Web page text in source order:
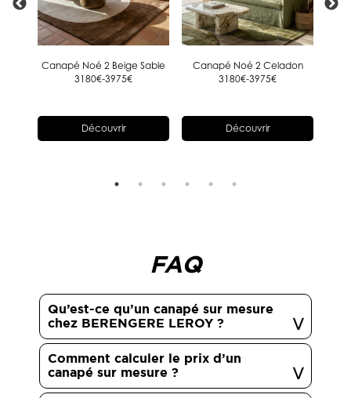
Canapé Noé 2 Beige Sable
3180€-3975€
Découvrir
Canapé Noé 2 Celadon
3180€-3975€
Découvrir
FAQ
Qu’est-ce qu’un canapé sur mesure
chez BERENGERE LEROY ?
Comment calculer le prix d’un
canapé sur mesure ?